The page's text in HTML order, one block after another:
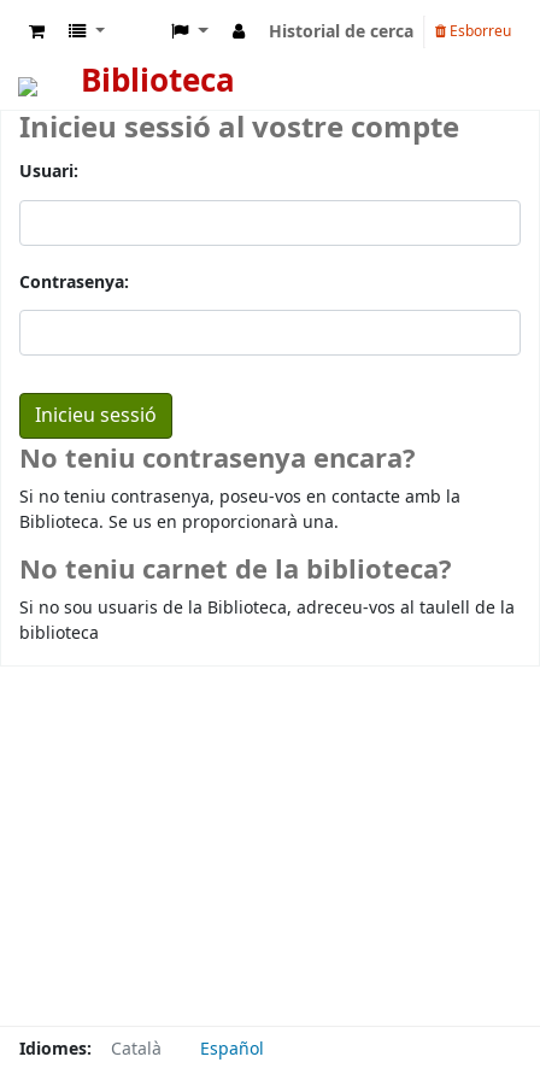
Historial de cerca Esborreu
Biblioteca
Inicieu sessió al vostre compte
Usuari:
Contrasenya:
No teniu contrasenya encara?
Si no teniu contrasenya, poseu-vos en contacte amb la
Biblioteca. Se us en proporcionarà una.
No teniu carnet de la biblioteca?
Si no sou usuaris de la Biblioteca, adreceu-vos al taulell de la
biblioteca
Idiomes: Català Español